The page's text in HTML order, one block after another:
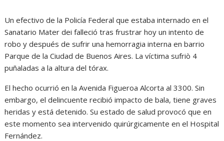
Un efectivo de la Policía Federal que estaba internado en el
Sanatario Mater dei falleció tras frustrar hoy un intento de
robo y después de sufrir una hemorragia interna en barrio
Parque de la Ciudad de Buenos Aires. La víctima sufriò 4
puñaladas a la altura del tórax.
El hecho ocurrió en la Avenida Figueroa Alcorta al 3300. Sin
embargo, el delincuente recibió impacto de bala, tiene graves
heridas y está detenido. Su estado de salud provocó que en
este momento sea intervenido quirúrgicamente en el Hospital
Fernández.